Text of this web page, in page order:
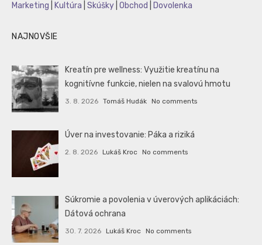
Marketing
Kultúra Skúšky Obchod Dovolenka
NAJNOVŠIE
Kreatín pre wellness: Využitie kreatínu na
kognitívne funkcie, nielen na svalovú hmotu
3. 8. 2026 Tomáš Hudák No comments
Úver na investovanie: Páka a riziká
2. 8. 2026 Lukáš Kroc No comments
Súkromie a povolenia v úverových aplikáciách:
Dátová ochrana
30. 7. 2026 Lukáš Kroc No comments